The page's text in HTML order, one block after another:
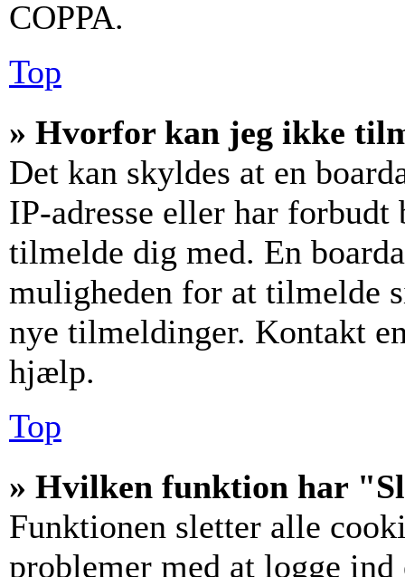
COPPA.
Top
» Hvorfor kan jeg ikke
Det kan skyldes at en
IP-adresse eller har
tilmelde dig med. En
muligheden for at tilmelde
nye tilmeldinger. Kontakt
hjælp.
Top
» Hvilken funktion har
Funktionen sletter alle
problemer med at logge